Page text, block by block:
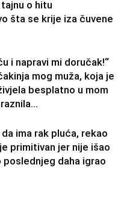
o hitu
šta se krije iza čuvene
i napravi mi doručak!“
mog muža, koja je
besplatno u mom
ima rak pluća, rekao
primitivan jer nije išao
poslednjeg daha igrao